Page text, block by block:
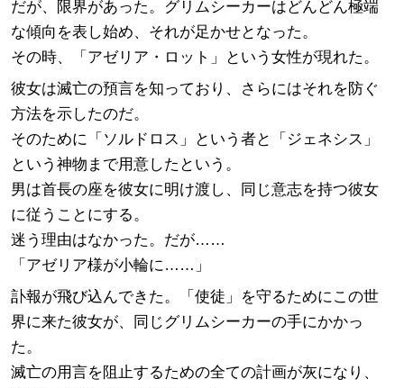
だが、限界があった。グリムシーカーはどんどん極端
な傾向を表し始め、それが足かせとなった。
その時、「アゼリア・ロット」という女性が現れた。
彼女は滅亡の預言を知っており、さらにはそれを防ぐ
方法を示したのだ。
そのために「ソルドロス」という者と「ジェネシス」
という神物まで用意したという。
男は首長の座を彼女に明け渡し、同じ意志を持つ彼女
に従うことにする。
迷う理由はなかった。だが……
「アゼリア様が小輪に……」
訃報が飛び込んできた。「使徒」を守るためにこの世
界に来た彼女が、同じグリムシーカーの手にかかっ
た。
滅亡の用言を阻止するための全ての計画が灰になり、